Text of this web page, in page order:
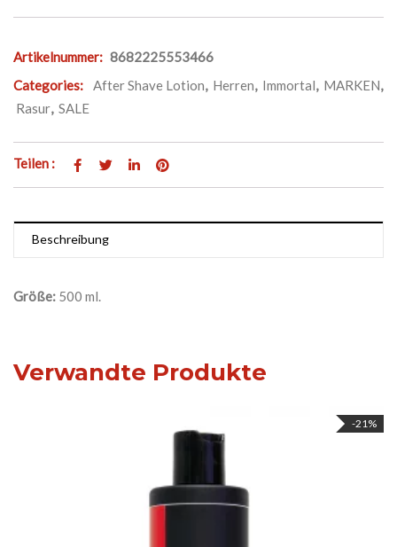
Artikelnummer: 8682225553466
Categories:
After Shave Lotion, Herren, Immortal, MARKEN,
Rasur, SALE
Teilen :
Beschreibung
Größe: 500 ml.
Verwandte Produkte